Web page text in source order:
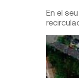
En el